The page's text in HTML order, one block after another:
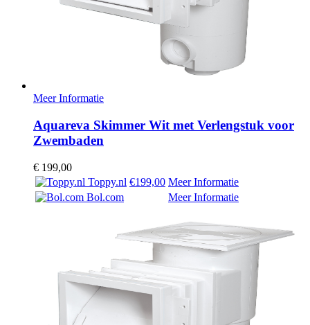
Meer Informatie
Aquareva Skimmer Wit met Verlengstuk voor
Zwembaden
€ 199,00
Toppy.nl €199,00 Meer Informatie
Bol.com
Meer Informatie